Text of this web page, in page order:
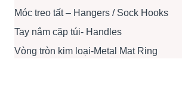
Móc treo tất – Hangers / Sock Hooks
Tay nắm cặp túi- Handles
Vòng tròn kim loại-Metal Mat Ring